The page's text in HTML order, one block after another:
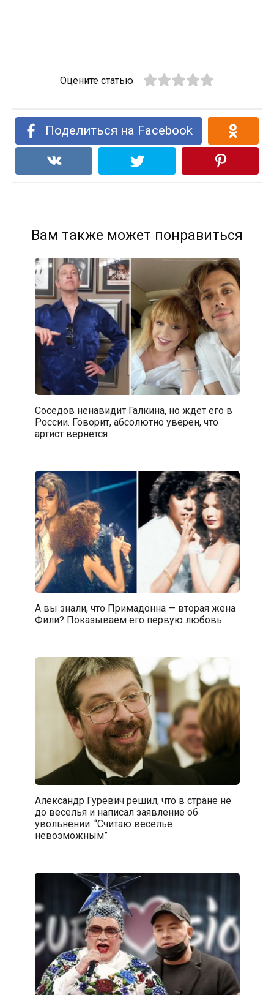
Оцените статью
Поделиться на Facebook
Вам также может понравиться
Соседов ненавидит Галкина, но ждет его в
России. Говорит, абсолютно уверен, что
артист вернется
А вы знали, что Примадонна — вторая жена
Фили? Показываем его первую любовь
Александр Гуревич решил, что в стране не
до веселья и написал заявление об
увольнении: “Считаю веселье
невозможным”